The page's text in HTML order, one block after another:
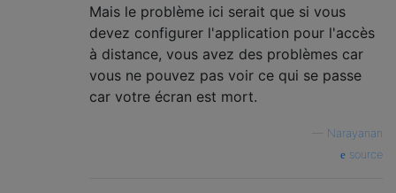
Mais le problème ici serait que si vous
devez configurer l'application pour l'accès
à distance, vous avez des problèmes car
vous ne pouvez pas voir ce qui se passe
car votre écran est mort.
Narayanan
source